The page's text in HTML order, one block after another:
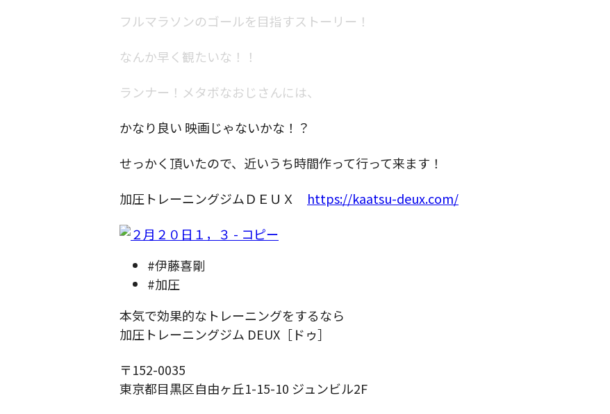
フルマラソンのゴールを目指すストーリー！
なんか早く観たいな！！
ランナー！メタボなおじさんには、
かなり良い 映画じゃないかな！？
せっかく頂いたので、近いうち時間作って行って来ます！
加圧トレーニングジムＤＥＵＸ https://kaatsu-deux.com/
#伊藤喜剛
#加圧
本気で効果的なトレーニングをするなら
加圧トレーニングジム DEUX［ドゥ］
〒152-0035
東京都目黒区自由ヶ丘1-15-10 ジュンビル2F